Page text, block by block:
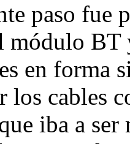
paso fue
módulo BT
en forma
los cables
iba a